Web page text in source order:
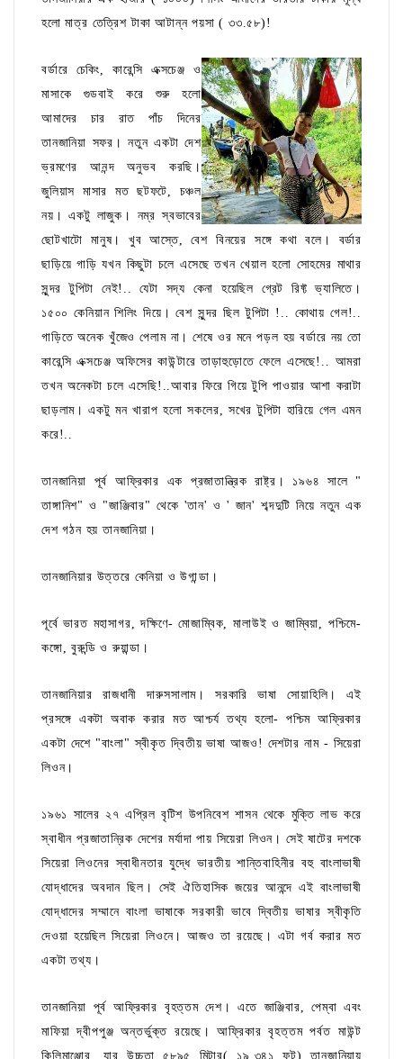
হলো মাত্র তেত্রিশ টাকা আটান্ন পয়সা ( ৩৩.৫৮)!
বর্ডারে চেকিং, কারেন্সি এক্সচেঞ্জ ও
মাসাকে গুডবাই করে শুরু হলো
আমাদের চার রাত পাঁচ দিনের
তানজানিয়া সফর। নতুন একটা দেশ
ভ্রমণের আনন্দ অনুভব করছি।
জুলিয়াস মাসার মত ছটফটে, চঞ্চল
নয়। একটু লাজুক। নম্র স্বভাবের
ছোটখাটো মানুষ। খুব আস্তে, বেশ বিনয়ের সঙ্গে কথা বলে। বর্ডার
ছাড়িয়ে গাড়ি যখন কিছুটা চলে এসেছে তখন খেয়াল হলো সোহমের মাথার
সুন্দর টুপিটা নেই!.. যেটা সদ্য কেনা হয়েছিল গ্রেট রিফ্ট ভ্যালিতে।
১৫০০ কেনিয়ান শিলিং দিয়ে। বেশ সুন্দর ছিল টুপিটা !.. কোথায় গেল!..
গাড়িতে অনেক খুঁজেও পেলাম না। শেষে ওর মনে পড়ল হয় বর্ডারে নয় তো
কারেন্সি এক্সচেঞ্জ অফিসের কাউন্টারে তাড়াহুড়োতে ফেলে এসেছে!.. আমরা
তখন অনেকটা চলে এসেছি!..আবার ফিরে গিয়ে টুপি পাওয়ার আশা করাটা
ছাড়লাম। একটু মন খারাপ হলো সকলের, সখের টুপিটা হারিয়ে গেল এমন
করে!..
তানজানিয়া পূর্ব আফ্রিকার এক প্রজাতান্ত্রিক রাষ্ট্র। ১৯৬৪ সালে "
তাঙ্গানিশ" ও "জাঞ্জিবার" থেকে 'তান' ও ' জান' শব্দদুটি নিয়ে নতুন এক
দেশ গঠন হয় তানজানিয়া।
তানজানিয়ার উত্তরে কেনিয়া ও উগান্ডা।
পূর্বে ভারত মহাসাগর, দক্ষিণে- মোজাম্বিক, মালাউই ও জাম্বিয়া, পশ্চিমে-
কঙ্গো, বুরুন্ডি ও রুয়ান্ডা।
তানজানিয়ার রাজধানী দারুসসালাম। সরকারি ভাষা সোয়াহিলি। এই
প্রসঙ্গে একটা অবাক করার মত আশ্চর্য তথ্য হলো- পশ্চিম আফ্রিকার
একটা দেশে "বাংলা" স্বীকৃত দ্বিতীয় ভাষা আজও! দেশটার নাম - সিয়েরা
লিওন।
১৯৬১ সালের ২৭ এপ্রিল বৃটিশ উপনিবেশ শাসন থেকে মুক্তি লাভ করে
স্বাধীন প্রজাতান্রিক দেশের মর্যাদা পায় সিয়েরা লিওন। সেই ষাটের দশকে
সিয়েরা লিওনের স্বাধীনতার যুদ্ধে ভারতীয় শান্তিবাহিনীর বহু বাংলাভাষী
যোদ্ধাদের অবদান ছিল। সেই ঐতিহাসিক জয়ের আনন্দে এই বাংলাভাষী
যোদ্ধাদের সম্মানে বাংলা ভাষাকে সরকারী ভাবে দ্বিতীয় ভাষার স্বীকৃতি
দেওয়া হয়েছিল সিয়েরা লিওনে। আজও তা রয়েছে। এটা গর্ব করার মত
একটা তথ্য।
তানজানিয়া পূর্ব আফ্রিকার বৃহত্তম দেশ। এতে জাঞ্জিবার, পেম্বা এবং
মাফিয়া দ্বীপপুঞ্জ অন্তর্ভুক্ত রয়েছে। আফ্রিকার বৃহত্তম পর্বত মাউন্ট
কিলিমাঞ্জোর, যার উচ্চতা ৫৮৯৫ মিটার( ১৯,৩৪১ ফুট) তানজানিয়ায়